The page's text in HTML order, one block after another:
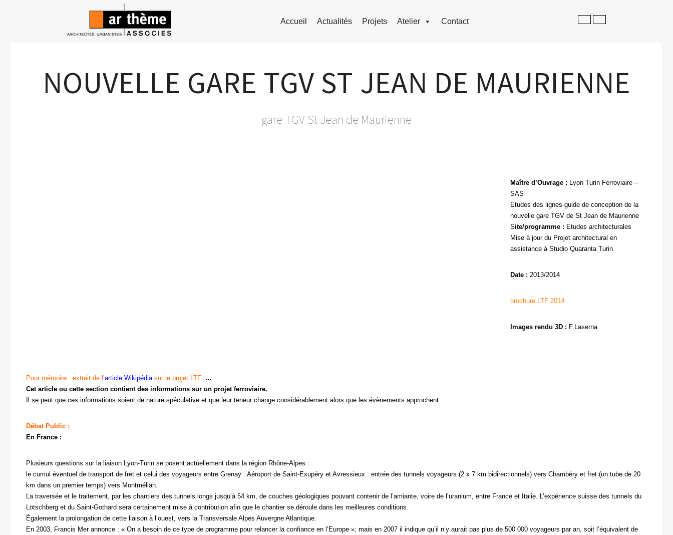
Accueil Actualités Projets Atelier Contact
NOUVELLE GARE TGV ST JEAN DE MAURIENNE
gare TGV St Jean de Maurienne
Maître d’Ouvrage : Lyon Turin Ferroviaire –
SAS
Etudes des lignes-guide de conception de la
nouvelle gare TGV de St Jean de Maurienne
Site/programme : Etudes architecturales
Mise à jour du Projet architectural en
assistance à Studio Quaranta Turin
Date : 2013/2014
brochure LTF 2014
Images rendu 3D : F.Laserna
Pour mémoire : extrait de l’article Wikipédiasur le projet LTF :…
Cet article ou cette section contient des informations sur un projet ferroviaire.
Il se peut que ces informations soient de nature spéculative et que leur teneur change considérablement alors que les évènements approchent.
Débat Public :
En France :
Plusieurs questions sur la liaison Lyon-Turin se posent actuellement dans la région Rhône-Alpes :
le cumul éventuel de transport de fret et celui des voyageurs entre Grenay : Aéroport de Saint-Exupéry et Avressieux : entrée des tunnels voyageurs (2 x 7 km bidirectionnels) vers Chambéry et fret (un tube de 20
km dans un premier temps) vers Montmélian.
La traversée et le traitement, par les chantiers des tunnels longs jusqu’à 54 km, de couches géologiques pouvant contenir de l’amiante, voire de l’uranium, entre France et Italie. L’expérience suisse des tunnels du
Lötschberg et du Saint-Gothard sera certainement mise à contribution afin que le chantier se déroule dans les meilleures conditions.
Également la prolongation de cette liaison à l’ouest, vers la Transversale Alpes Auvergne Atlantique.
En 2003, Francis Mer annonce : « On a besoin de ce type de programme pour relancer la confiance en l’Europe »; mais en 2007 il indique qu’il n’y aurait pas plus de 500 000 voyageurs par an, soit l’équivalent de